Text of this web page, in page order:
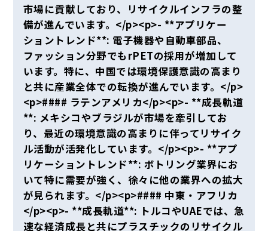
市場に貢献しており、リサイクルインフラの整
備が進んでいます。</p><p>- **アプリケー
ショントレンド**: 電子機器や自動車部品、
ファッション分野でもrPETの採用が増加して
います。特に、中国では環境保護意識の高まり
と共に産業全体での転換が進んでいます。</p>
<p>#### ラテンアメリカ</p><p>- **成長軌道
**: メキシコやブラジルが市場を牽引してお
り、最近の環境意識の高まりに伴ってリサイク
ル活動が活発化しています。</p><p>- **アプ
リケーショントレンド**: ボトリング業界にお
いて特に需要が強く、徐々に他の業界への拡大
が見られます。</p><p>#### 中東・アフリカ
</p><p>- **成長軌道**: トルコやUAEでは、急
速な経済成長と共にプラスチックのリサイクル